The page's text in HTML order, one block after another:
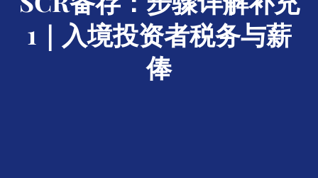
1｜入境投资者税务与薪
俸